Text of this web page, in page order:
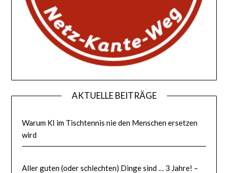
AKTUELLE BEITRÄGE
Warum KI im Tischtennis nie den Menschen ersetzen
wird
Aller guten (oder schlechten) Dinge sind … 3 Jahre! –